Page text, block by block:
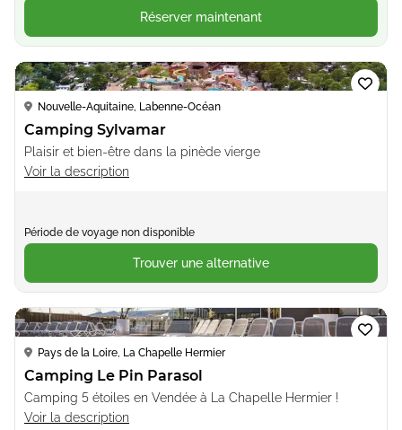
Réserver maintenant
Loading...
Nouvelle-Aquitaine, Labenne-Océan
Camping Sylvamar
Plaisir et bien-être dans la pinède vierge
Voir la description
Période de voyage non disponible
Trouver une alternative
Loading...
Pays de la Loire, La Chapelle Hermier
Camping Le Pin Parasol
Camping 5 étoiles en Vendée à La Chapelle Hermier !
Voir la description